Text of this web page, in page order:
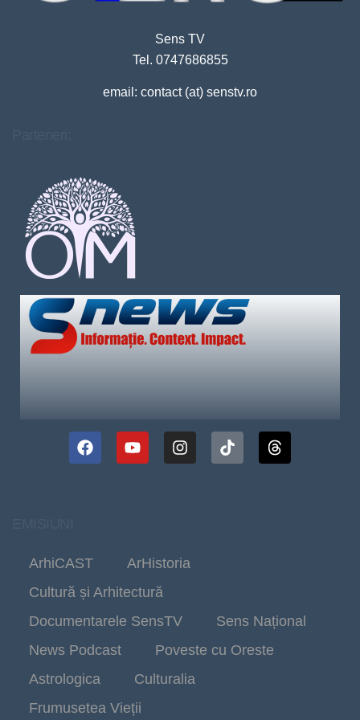
Sens TV
Tel. 0747686855
email: contact (at) senstv.ro
ArhiCAST
ArHistoria
Cultură și Arhitectură
Documentarele SensTV
Sens Național
News Podcast
Poveste cu Oreste
Astrologica
Culturalia
Frumusetea Vieții